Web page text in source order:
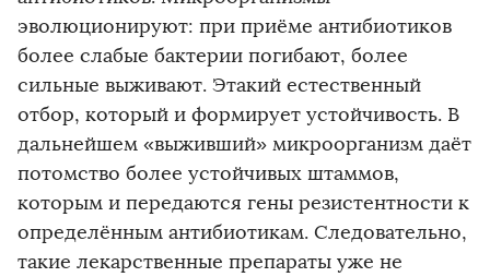
эволюционируют: при приёме антибиотиков
более слабые бактерии погибают, более
сильные выживают. Этакий естественный
отбор, который и формирует устойчивость. В
дальнейшем «выживший» микроорганизм даёт
потомство более устойчивых штаммов,
которым и передаются гены резистентности к
определённым антибиотикам. Следовательно,
такие лекарственные препараты уже не